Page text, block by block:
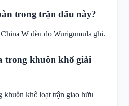
trong trận đấu này?
W đều do Wurigumula ghi.
trong khuôn khổ giải
khuôn khổ loạt trận giao hữu